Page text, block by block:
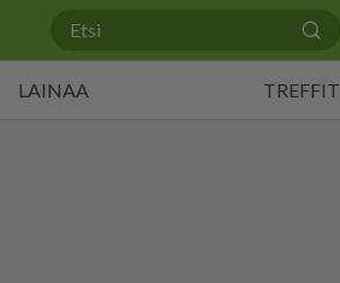
LAINAA TREFFIT